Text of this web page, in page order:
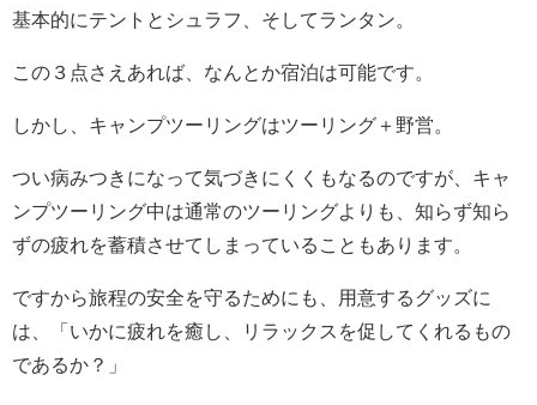
基本的にテントとシュラフ、そしてランタン。
この３点さえあれば、なんとか宿泊は可能です。
しかし、キャンプツーリングはツーリング＋野営。
つい病みつきになって気づきにくくもなるのですが、キャ
ンプツーリング中は通常のツーリングよりも、知らず知ら
ずの疲れを蓄積させてしまっていることもあります。
ですから旅程の安全を守るためにも、用意するグッズに
は、「いかに疲れを癒し、リラックスを促してくれるもの
であるか？」